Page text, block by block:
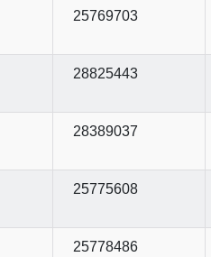
25769703
28825443
28389037
25775608
25778486